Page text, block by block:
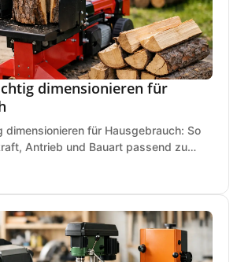
dimensionieren für
dimensionieren für Hausgebrauch: So
Antrieb und Bauart passend zu